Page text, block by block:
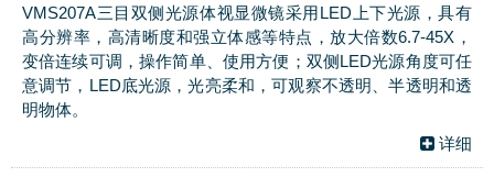
VMS207A三目双侧光源体视显微镜采用LED上下光源，具有
高分辨率，高清晰度和强立体感等特点，放大倍数6.7-45X，
变倍连续可调，操作简单、使用方便；双侧LED光源角度可任
意调节，LED底光源，光亮柔和，可观察不透明、半透明和透
明物体。
详细